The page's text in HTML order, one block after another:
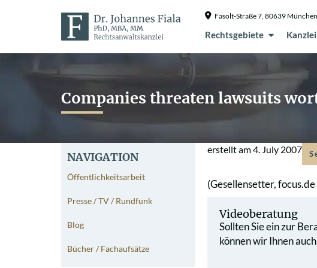
Fasolt-Straße 7, 80639 München
Rechtsgebiete Kanzlei
Companies threaten lawsuits
NAVIGATION
Öffentlichkeitsarbeit
Presse / TV / Rundfunk
Blog
Bücher / Fachaufsätze
erstellt am4. July 2007
(Gesellensetter,
Videoberatung
Sollten Sie ein zur
können wir Ihnen